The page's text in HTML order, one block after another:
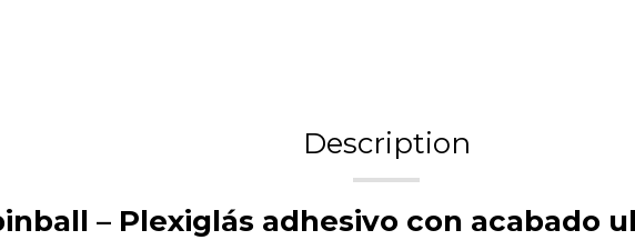
Description
– Plexiglás adhesivo con acabado